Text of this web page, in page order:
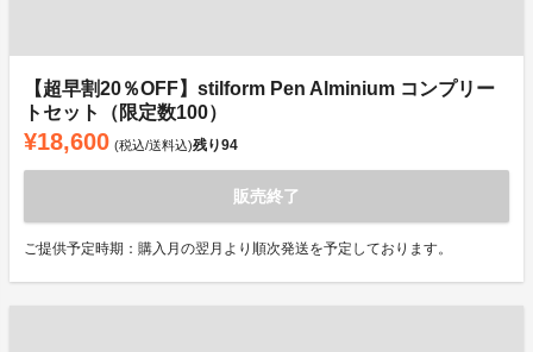
【超早割20％OFF】stilform Pen Alminium コンプリー
トセット（限定数100）
¥18,600 (税込/送料込)残り94
販売終了
ご提供予定時期：購入月の翌月より順次発送を予定しております。